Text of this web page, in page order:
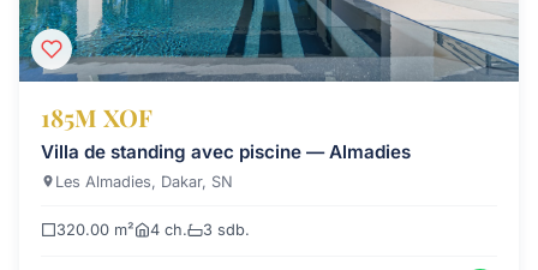
185M XOF
Villa de standing avec piscine — Almadies
Les Almadies, Dakar, SN
320.00 m² 4 ch. 3 sdb.